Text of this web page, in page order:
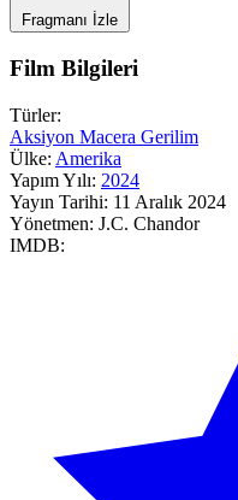
Fragmanı İzle
Film Bilgileri
Türler:
Aksiyon Macera Gerilim
Ülke: Amerika
Yapım Yılı: 2024
Yayın Tarihi: 11 Aralık 2024
Yönetmen: J.C. Chandor
IMDB: